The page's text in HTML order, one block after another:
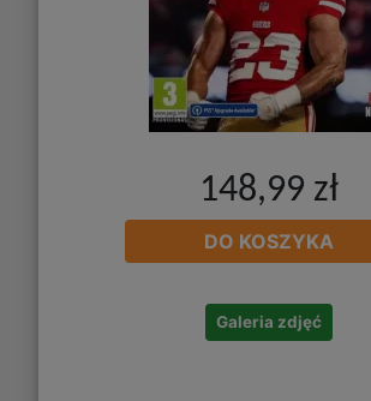
148,99 zł
DO KOSZYKA
Galeria zdjęć